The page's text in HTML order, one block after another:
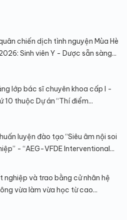
chiến dịch tình nguyện Mùa Hè
Sinh viên Y - Dược sẵn sàng...
lớp bác sĩ chuyên khoa cấp I -
10 thuộc Dự án “Thí điểm...
luyện đào tạo “Siêu âm nội soi
- “AEG-VFDE Interventional...
nghiệp và trao bằng cử nhân hệ
vừa làm vừa học từ cao...